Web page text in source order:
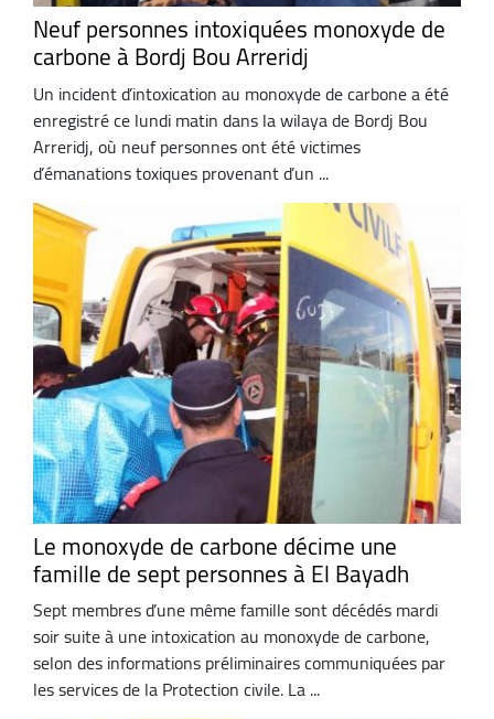
Neuf personnes intoxiquées monoxyde de
carbone à Bordj Bou Arreridj
Un incident d’intoxication au monoxyde de carbone a été
enregistré ce lundi matin dans la wilaya de Bordj Bou
Arreridj, où neuf personnes ont été victimes
d’émanations toxiques provenant d’un ...
Le monoxyde de carbone décime une
famille de sept personnes à El Bayadh
Sept membres d’une même famille sont décédés mardi
soir suite à une intoxication au monoxyde de carbone,
selon des informations préliminaires communiquées par
les services de la Protection civile. La ...